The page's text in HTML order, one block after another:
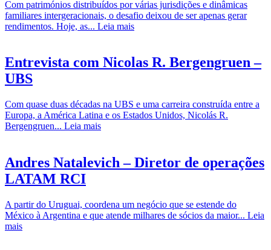
Com patrimónios distribuídos por várias jurisdições e dinâmicas
familiares intergeracionais, o desafio deixou de ser apenas gerar
rendimentos. Hoje, as... Leia mais
Entrevista com Nicolas R. Bergengruen –
UBS
Com quase duas décadas na UBS e uma carreira construída entre a
Europa, a América Latina e os Estados Unidos, Nicolás R.
Bergengruen... Leia mais
Andres Natalevich – Diretor de operações
LATAM RCI
A partir do Uruguai, coordena um negócio que se estende do
México à Argentina e que atende milhares de sócios da maior... Leia
mais